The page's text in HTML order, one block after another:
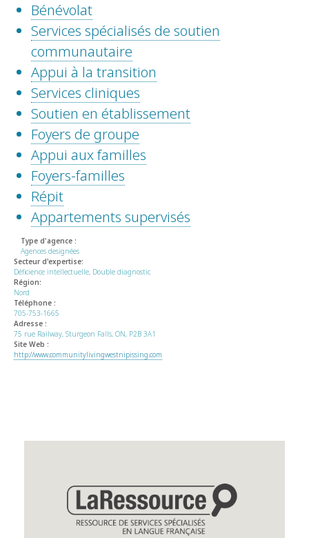
Bénévolat
Services spécialisés de soutien
communautaire
Appui à la transition
Services cliniques
Soutien en établissement
Foyers de groupe
Appui aux familles
Foyers-familles
Répit
Appartements supervisés
Type d'agence :
Agences designées
Secteur d'expertise:
Déficience intellectuelle, Double diagnostic
Région:
Nord
Téléphone :
705-753-1665
Adresse :
75 rue Railway, Sturgeon Falls, ON, P2B 3A1
Site Web :
http://www.communitylivingwestnipissing.com